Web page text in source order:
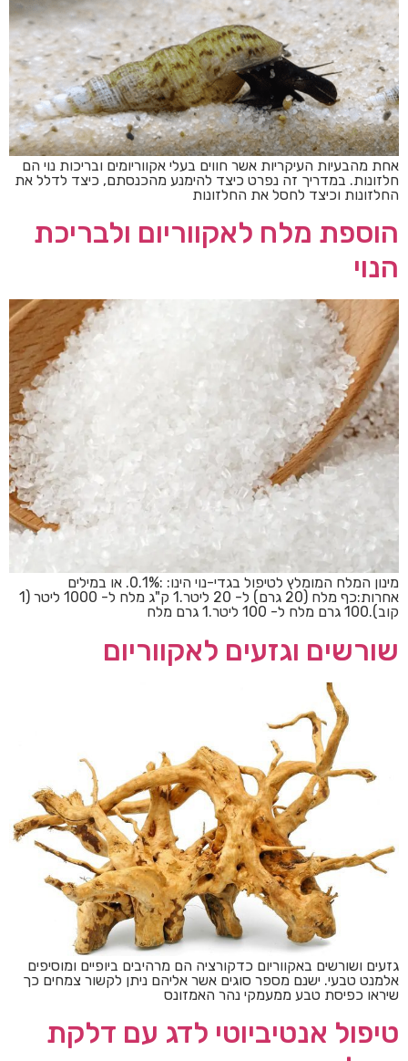
אחת מהבעיות העיקריות אשר חווים בעלי אקווריומים ובריכות נוי הם
חלזונות. במדריך זה נפרט כיצד להימנע מהכנסתם, כיצד לדלל את
החלזונות וכיצד לחסל את החלזונות
הוספת מלח לאקווריום ולבריכת
הנוי
מינון המלח המומלץ לטיפול בגדי-נוי הינו: :0.1%. או במילים
אחרות:כף מלח (20 גרם) ל- 20 ליטר.1 ק"ג מלח ל- 1000 ליטר (1
קוב).100 גרם מלח ל- 100 ליטר.1 גרם מלח
שורשים וגזעים לאקווריום
גזעים ושורשים באקווריום כדקורציה הם מרהיבים ביופיים ומוסיפים
אלמנט טבעי. ישנם מספר סוגים אשר אליהם ניתן לקשור צמחים כך
שיראו כפיסת טבע ממעמקי נהר האמזונס
טיפול אנטיביוטי לדג עם דלקת